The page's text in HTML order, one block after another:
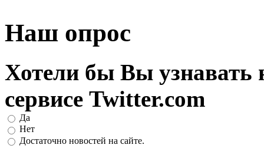
Наш опрос
Хотели бы Вы узнавать
сервисе Twitter.com
Да
Нет
Достаточно новостей на сайте.